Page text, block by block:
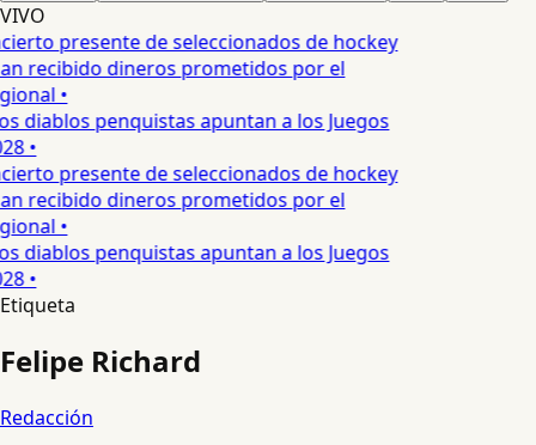
VIVO
presente de seleccionados de hockey
recibido dineros prometidos por el
•
diablos penquistas apuntan a los Juegos
•
presente de seleccionados de hockey
recibido dineros prometidos por el
•
diablos penquistas apuntan a los Juegos
•
Etiqueta
Felipe Richard
Redacción